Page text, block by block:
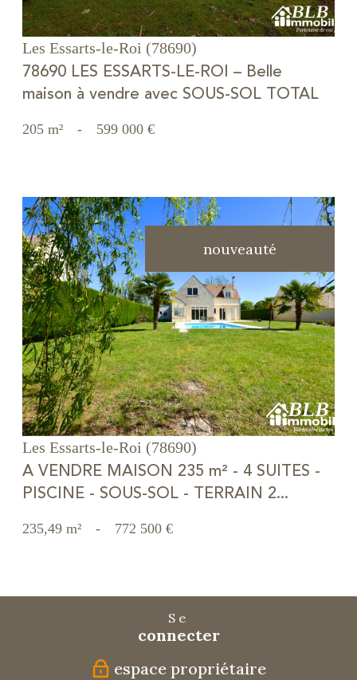
Les Essarts-le-Roi (78690)
78690 LES ESSARTS-LE-ROI – Belle
maison à vendre avec SOUS-SOL TOTAL
205 m² - 599 000 €
nouveauté
voir le bien
Les Essarts-le-Roi (78690)
A VENDRE MAISON 235 m² - 4 SUITES -
PISCINE - SOUS-SOL - TERRAIN 2...
235,49 m² - 772 500 €
Se
connecter
espace propriétaire